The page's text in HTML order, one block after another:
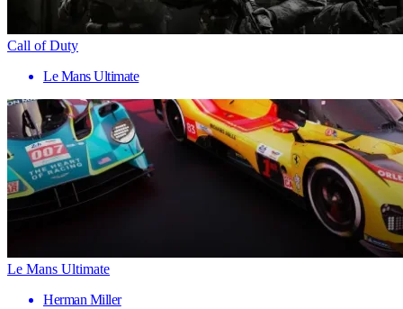
Call of Duty
Le Mans Ultimate
Le Mans Ultimate
Herman Miller